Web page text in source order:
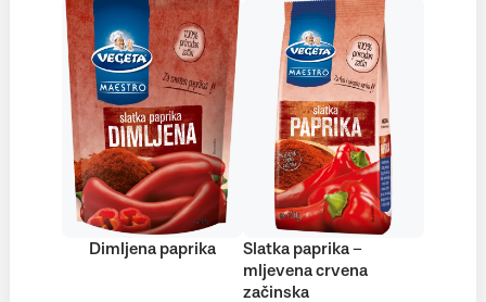
Dimljena paprika
Slatka paprika –
mljevena crvena
začinska